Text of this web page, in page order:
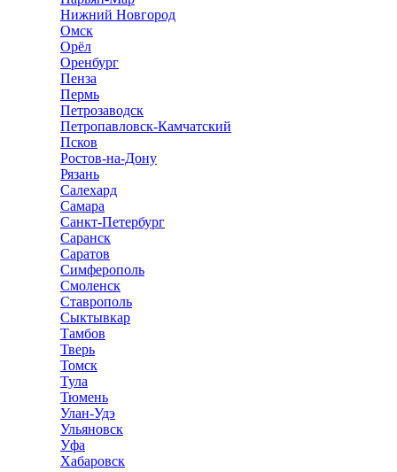
Нижний Новгород
Омск
Орёл
Оренбург
Пенза
Пермь
Петрозаводск
Петропавловск-Камчатский
Псков
Ростов-на-Дону
Рязань
Салехард
Самара
Санкт-Петербург
Саранск
Саратов
Симферополь
Смоленск
Ставрополь
Сыктывкар
Тамбов
Тверь
Томск
Тула
Тюмень
Улан-Удэ
Ульяновск
Уфа
Хабаровск